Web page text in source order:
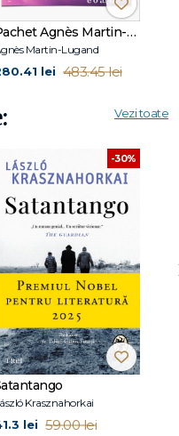
Pachet Agnès Martin-Lugand
Martin-Lugand
lei 483.45 lei
Vezi toate
-30%
Krasznahorkai
lei 59.00 lei